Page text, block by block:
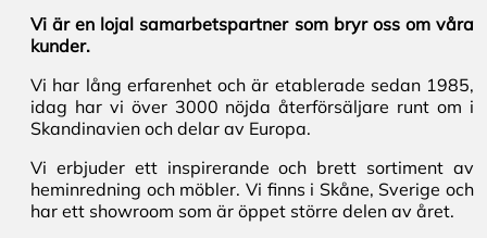
Vi är en lojal samarbetspartner som bryr oss om våra
kunder.
Vi har lång erfarenhet och är etablerade sedan 1985,
idag har vi över 3000 nöjda återförsäljare runt om i
Skandinavien och delar av Europa.
Vi erbjuder ett inspirerande och brett sortiment av
heminredning och möbler. Vi finns i Skåne, Sverige och
har ett showroom som är öppet större delen av året.